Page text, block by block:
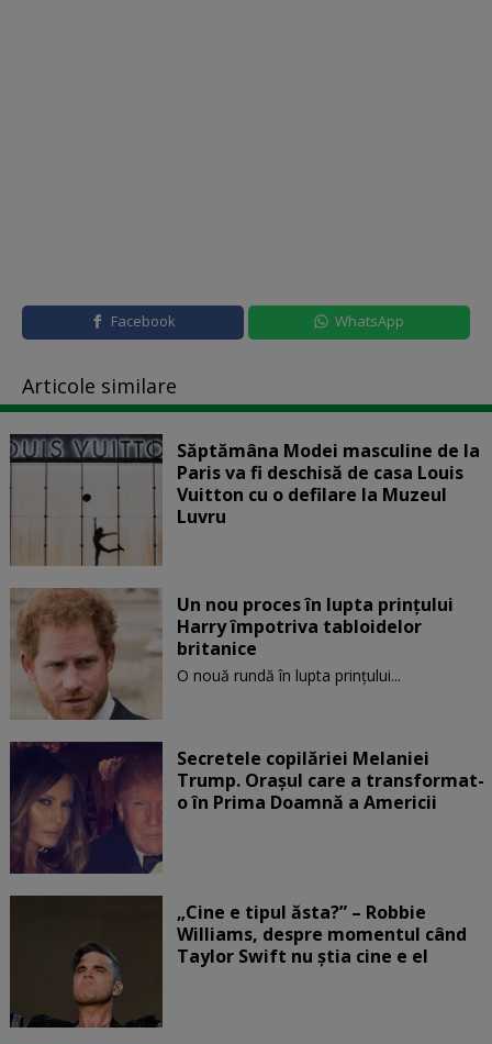
Facebook WhatsApp
Articole similare
Săptămâna Modei masculine de la
Paris va fi deschisă de casa Louis
Vuitton cu o defilare la Muzeul
Luvru
Un nou proces în lupta prinţului
Harry împotriva tabloidelor
britanice
O nouă rundă în lupta prinţului...
Secretele copilăriei Melaniei
Trump. Orașul care a transformat-
o în Prima Doamnă a Americii
„Cine e tipul ăsta?” – Robbie
Williams, despre momentul când
Taylor Swift nu știa cine e el